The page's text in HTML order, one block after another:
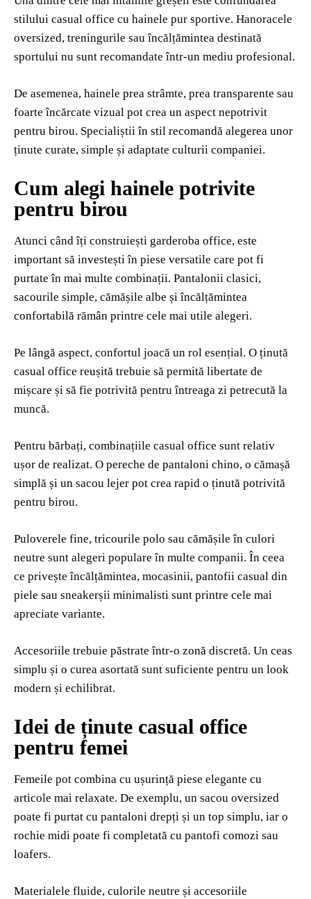
stilului casual office cu hainele pur sportive. Hanoracele
oversized, treningurile sau încălțămintea destinată
sportului nu sunt recomandate într-un mediu profesional.
De asemenea, hainele prea strâmte, prea transparente sau
foarte încărcate vizual pot crea un aspect nepotrivit
pentru birou. Specialiștii în stil recomandă alegerea unor
ținute curate, simple și adaptate culturii companiei.
Cum alegi hainele potrivite
pentru birou
Atunci când îți construiești garderoba office, este
important să investești în piese versatile care pot fi
purtate în mai multe combinații. Pantalonii clasici,
sacourile simple, cămășile albe și încălțămintea
confortabilă rămân printre cele mai utile alegeri.
Pe lângă aspect, confortul joacă un rol esențial. O ținută
casual office reușită trebuie să permită libertate de
mișcare și să fie potrivită pentru întreaga zi petrecută la
muncă.
Pentru bărbați, combinațiile casual office sunt relativ
ușor de realizat. O pereche de pantaloni chino, o cămașă
simplă și un sacou lejer pot crea rapid o ținută potrivită
pentru birou.
Puloverele fine, tricourile polo sau cămășile în culori
neutre sunt alegeri populare în multe companii. În ceea
ce privește încălțămintea, mocasinii, pantofii casual din
piele sau sneakerșii minimalisti sunt printre cele mai
apreciate variante.
Accesoriile trebuie păstrate într-o zonă discretă. Un ceas
simplu și o curea asortată sunt suficiente pentru un look
modern și echilibrat.
Idei de ținute casual office
pentru femei
Femeile pot combina cu ușurință piese elegante cu
articole mai relaxate. De exemplu, un sacou oversized
poate fi purtat cu pantaloni drepți și un top simplu, iar o
rochie midi poate fi completată cu pantofi comozi sau
loafers.
Materialele fluide, culorile neutre și accesoriile